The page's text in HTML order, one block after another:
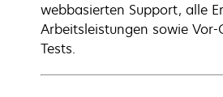
webbasierten Support, alle
Arbeitsleistungen sowie Vor-
Tests.